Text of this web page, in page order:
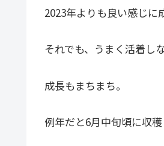
2023年よりも良い感じに
それでも、うまく活着し
成長もまちまち。
例年だと6月中旬頃に収